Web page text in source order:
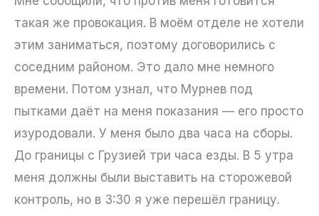
такая же провокация. В моём отделе не хотели
этим заниматься, поэтому договорились с
соседним районом. Это дало мне немного
времени. Потом узнал, что Мурнев под
пытками даёт на меня показания — его просто
изуродовали. У меня было два часа на сборы.
До границы с Грузией три часа езды. В 5 утра
меня должны были выставить на сторожевой
контроль, но в 3:30 я уже перешёл границу.